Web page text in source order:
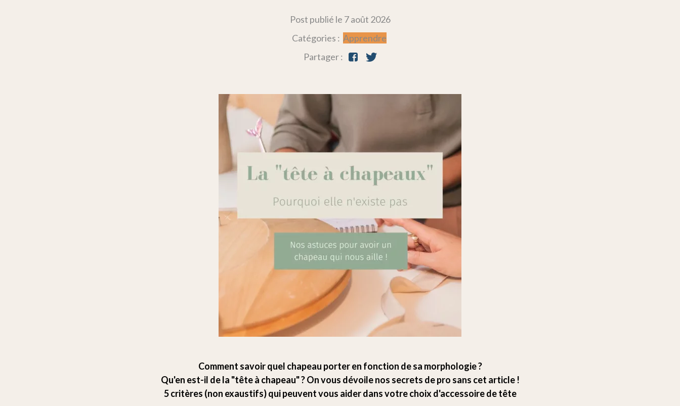
Post publié le 7 août 2026
Catégories : Apprendre
Partager :
Comment savoir quel chapeau porter en fonction de sa morphologie ?
Qu'en est-il de la "tête à chapeau" ? On vous dévoile nos secrets de pro sans cet article !
5 critères (non exaustifs) qui peuvent vous aider dans votre choix d'accessoire de tête